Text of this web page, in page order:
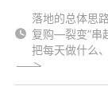
落地的总体思
复购—裂变”串
把每天做什么